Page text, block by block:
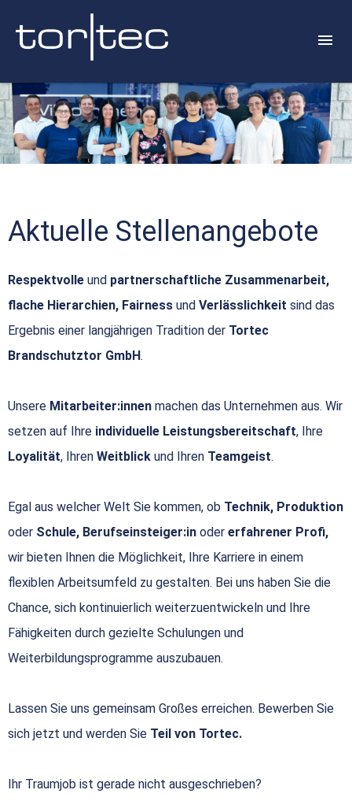
Aktuelle Stellenangebote
Respektvolle und partnerschaftliche Zusammenarbeit,
flache Hierarchien, Fairness und Verlässlichkeit sind das
Ergebnis einer langjährigen Tradition der Tortec
Brandschutztor GmbH.
Unsere Mitarbeiter:innen machen das Unternehmen aus. Wir
setzen auf Ihre individuelle Leistungsbereitschaft, Ihre
Loyalität, Ihren Weitblick und Ihren Teamgeist.
Egal aus welcher Welt Sie kommen, ob Technik, Produktion
oder Schule, Berufseinsteiger:in oder erfahrener Profi,
wir bieten Ihnen die Möglichkeit, Ihre Karriere in einem
flexiblen Arbeitsumfeld zu gestalten. Bei uns haben Sie die
Chance, sich kontinuierlich weiterzuentwickeln und Ihre
Fähigkeiten durch gezielte Schulungen und
Weiterbildungsprogramme auszubauen.
Lassen Sie uns gemeinsam Großes erreichen. Bewerben Sie
sich jetzt und werden Sie Teil von Tortec.
Ihr Traumjob ist gerade nicht ausgeschrieben?